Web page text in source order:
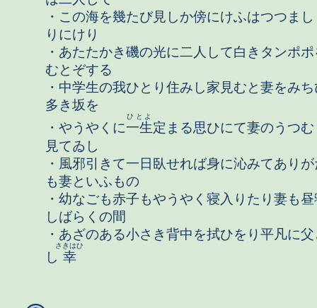
・この海を幾たび見しか傍にけふはつつま
りにけり
・あたたかき磯の光に二人して白きタンポ
むとぞする
・中学生の我ひとり住みし家見むと妻をみ
多き坂を
・やうやくに一生
ひとよ
定まる思ひにて妻のうつ
見てゐし
・風邪引きて一日臥せれば身に沁みてあり
も妻といふもの
・幼なごも赤子もやうやく寝入りたり妻も
しばらくの間
・あざのある小さき背中を拭ひをり平凡に
し 幸
さきはひ